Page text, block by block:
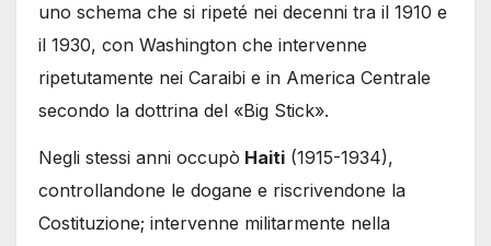
uno schema che si ripeté nei decenni tra il 1910 e
il 1930, con Washington che intervenne
ripetutamente nei Caraibi e in America Centrale
secondo la dottrina del «Big Stick».
Negli stessi anni occupò Haiti (1915-1934),
controllandone le dogane e riscrivendone la
Costituzione; intervenne militarmente nella